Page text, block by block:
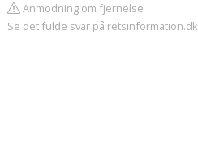
Anmodning om fjernelse
Se det fulde svar på retsinformation.dk